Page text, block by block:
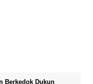
Berkedok Dukun